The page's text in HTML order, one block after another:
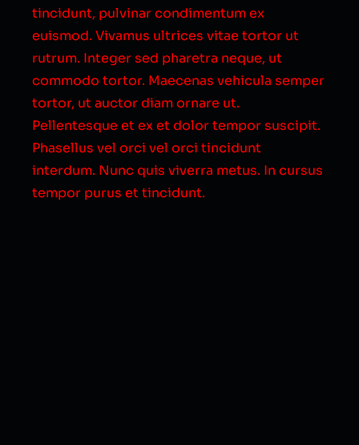
tincidunt, pulvinar condimentum ex
euismod. Vivamus ultrices vitae tortor ut
rutrum. Integer sed pharetra neque, ut
commodo tortor. Maecenas vehicula semper
tortor, ut auctor diam ornare ut.
Pellentesque et ex et dolor tempor suscipit.
Phasellus vel orci vel orci tincidunt
interdum. Nunc quis viverra metus. In cursus
tempor purus et tincidunt.